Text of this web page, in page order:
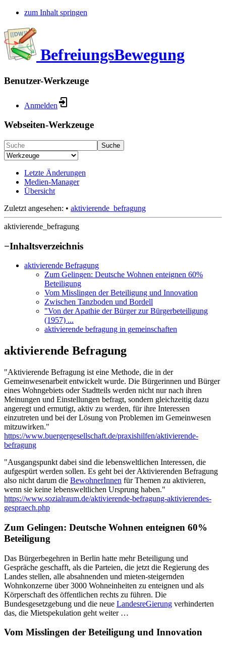
zum Inhalt springen
BefreiungsBewegung
Benutzer-Werkzeuge
Anmelden
Webseiten-Werkzeuge
Suche
Letzte Änderungen
Medien-Manager
Übersicht
Zuletzt angesehen: • aktivierende_befragung
aktivierende_befragung
−Inhaltsverzeichnis
aktivierende Befragung
Zum Gelingen: Deutsche Wohnen enteignen 60%
Beteiligung
Vom Misslingen der Beteiligung und Innovation
Zwischen Tanzboden und Bordell
"Von der Apathie der Bürger zur Bürgerbeteiligung
(1957) ...
aktivierende befragung in gemeinschaften
aktivierende Befragung
"Aktivierende Befragung ist eine Methode, die in der
Gemeinwesenarbeit entwickelt wurde. Die Bürgerinnen und Bürger
eines Wohngebiets oder Stadtteils werden nicht nur nach ihren
Meinungen und Einstellungen befragt, sondern gleichzeitig dazu
angeregt und ermutigt, aktiv zu werden, für ihre Interessen
einzutreten und bei der Lösung von Problemen im Gemeinwesen
mitzuwirken."
https://www.buergergesellschaft.de/praxishilfen/aktivierende-
befragung
"Ausgangspunkt dabei sind die lebensweltlichen Interessen, die
aufgespürt werden sollen. Es geht bei der Aktivierenden Befragung
also nicht darum die BewohnerInnen für Themen zu aktivieren,
wenn sie keine lebensweltlichen Ursprung haben."
https://www.sozialraum.de/aktivierende-befragung-aktivierendes-
gespraech.php
Zum Gelingen: Deutsche Wohnen enteignen 60%
Beteiligung
Das Bürgerbegehren in Berlin hatte mehr Beteiligung und
Gespräche geschafft, als die Parteien, die jetzt die Regierung des
Landes stellen, alle absahnenden und mieten-steigernden
Wohnkonzerne über 3000 Wohneinheiten zu enteignen und als
Körperschaft des öffentlichen rechts zu führen. Die
Bundesgesetzgebung und die neue LandesreGierung verhinderten
das, die Mietspekulation geht weiter …
Vom Misslingen der Beteiligung und Innovation